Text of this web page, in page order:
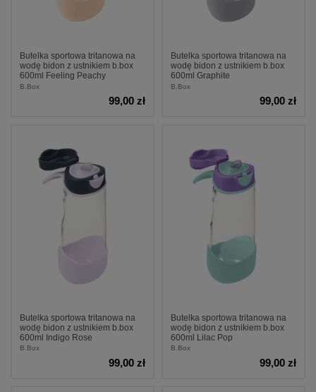
Butelka sportowa tritanowa na
wodę bidon z ustnikiem b.box
600ml Feeling Peachy
B.Box
99,00 zł
Butelka sportowa tritanowa na
wodę bidon z ustnikiem b.box
600ml Graphite
B.Box
99,00 zł
Butelka sportowa tritanowa na
wodę bidon z ustnikiem b.box
600ml Indigo Rose
B.Box
99,00 zł
Butelka sportowa tritanowa na
wodę bidon z ustnikiem b.box
600ml Lilac Pop
B.Box
99,00 zł